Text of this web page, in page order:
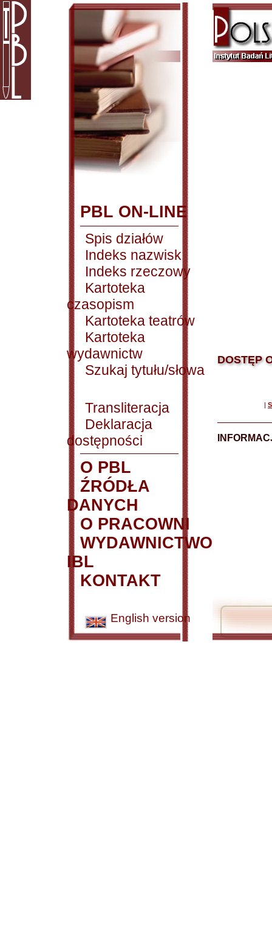
PBL ON-LINE
Spis działów
Indeks nazwisk
Indeks rzeczowy
Kartoteka
czasopism
Kartoteka teatrów
Kartoteka
wydawnictw
Szukaj tytułu/słowa
Transliteracja
Deklaracja
dostępności
O PBL
ŹRÓDŁA
DANYCH
O PRACOWNI
WYDAWNICTWO
IBL
KONTAKT
English version
DOSTĘP
|